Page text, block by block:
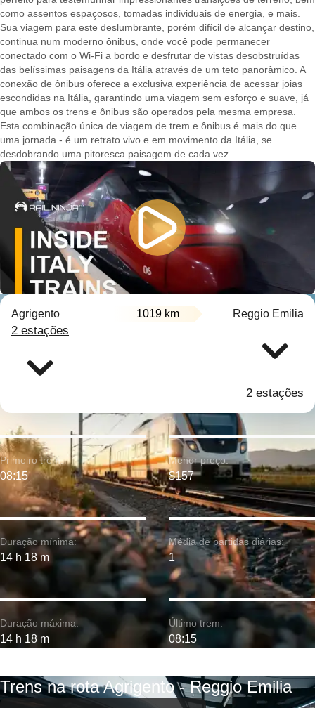
como assentos espaçosos, tomadas individuais de energia, e mais.
Sua viagem para este deslumbrante, porém difícil de alcançar destino,
continua num moderno ônibus, onde você pode permanecer
conectado com o Wi-Fi a bordo e desfrutar de vistas desobstruídas
das belíssimas paisagens da Itália através de um teto panorâmico. A
conexão de ônibus oferece a exclusiva experiência de acessar joias
escondidas na Itália, garantindo uma viagem sem esforço e suave, já
que ambos os trens e ônibus são operados pela mesma empresa.
Esta combinação única de viagem de trem e ônibus é mais do que
uma jornada - é um retrato vivo e em movimento da Itália, se
desdobrando uma pitoresca paisagem de cada vez.
Agrigento 1019 km Reggio Emilia
2 estações
2 estações
Duração mínima:
14 h 18 m
Primeiro trem:
08:15
Duração máxima:
14 h 18 m
Menor preço:
$157
Média de partidas diárias:
1
Último trem:
08:15
Trens na rota Agrigento - Reggio Emilia